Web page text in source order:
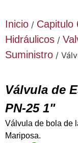
Inicio / Capitulo
Hidráulicos /
Suministro /
Válvula de
PN-25 1"
Válvula de bola de
Mariposa.